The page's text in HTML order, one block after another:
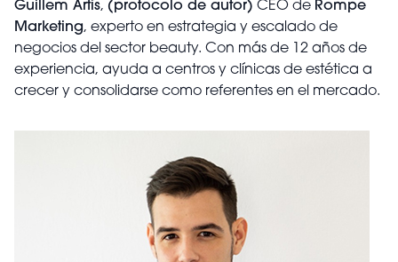
Guillem Artís, (protocolo de autor) CEO de Rompe
Marketing, experto en estrategia y escalado de
negocios del sector beauty. Con más de 12 años de
experiencia, ayuda a centros y clínicas de estética a
crecer y consolidarse como referentes en el mercado.